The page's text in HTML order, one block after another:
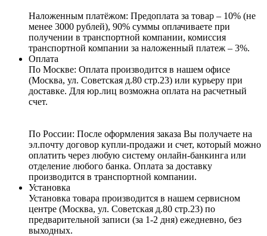
Наложенным платёжом: Предоплата за товар – 10% (не
менее 3000 рублей), 90% суммы оплачиваете при
получении в транспортной компании, комиссия
транспортной компании за наложенный платеж – 3%.
Оплата
По Москве: Оплата производится в нашем офисе
(Москва, ул. Советская д.80 стр.23) или курьеру при
доставке. Для юр.лиц возможна оплата на расчетный
счет.
По России: После оформления заказа Вы получаете на
эл.почту договор купли-продажи и счет, который можно
оплатить через любую систему онлайн-банкинга или
отделение любого банка. Оплата за доставку
производится в транспортной компании.
Установка
Установка товара производится в нашем сервисном
центре (Москва, ул. Советская д.80 стр.23) по
предварительной записи (за 1-2 дня) ежедневно, без
выходных.